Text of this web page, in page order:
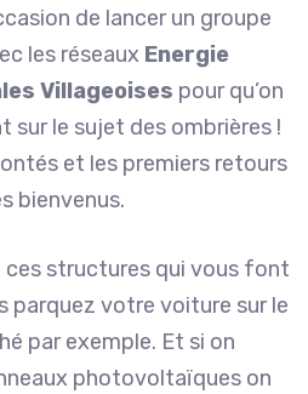
de lancer un groupe
les réseaux Energie
Villageoises pour qu’on
sur le sujet des ombrières !
et les premiers retours
bienvenus.
ces structures qui vous font
parquez votre voiture sur le
par exemple. Et si on
photovoltaïques on